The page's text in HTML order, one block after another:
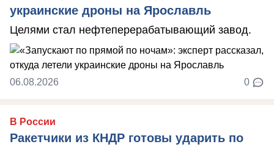
украинские дроны на Ярославль
Целями стал нефтеперерабатывающий завод.
06.08.2026 0
В России
Ракетчики из КНДР готовы ударить по